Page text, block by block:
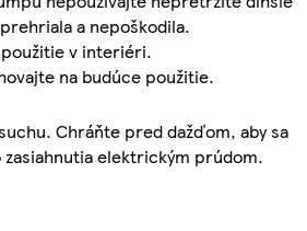
a nepoškodila.
v interiéri.
na budúce použitie.
Chráňte pred dažďom, aby sa
elektrickým prúdom.